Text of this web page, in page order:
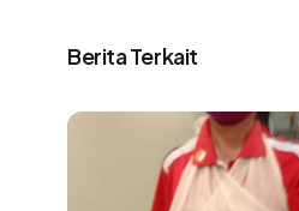
Berita Terkait